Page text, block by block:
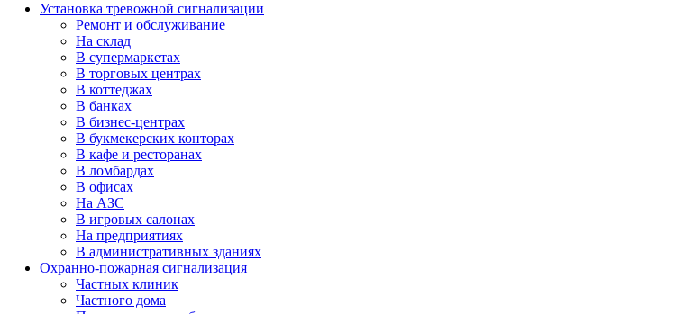
Установка тревожной сигнализации
Ремонт и обслуживание
На склад
В супермаркетах
В торговых центрах
В коттеджах
В банках
В бизнес-центрах
В букмекерских конторах
В кафе и ресторанах
В ломбардах
В офисах
На АЗС
В игровых салонах
На предприятиях
В административных зданиях
Охранно-пожарная сигнализация
Частных клиник
Частного дома